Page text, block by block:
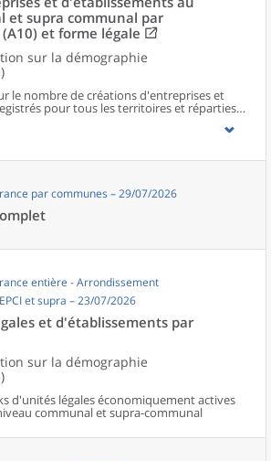
et supra communal par
et forme légale
sur la démographie
le nombre de créations d'entreprises et
pour tous les territoires et réparties
et la forme légale.
par communes – 29/07/2026
entière - Arrondissement
et supra – 23/07/2026
et d'établissements par
sur la démographie
d'unités légales économiquement actives
communal et supra-communal